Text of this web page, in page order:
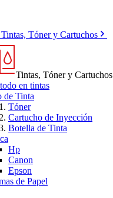
Tintas, Tóner y Cartuchos
Tintas, Tóner y Cartuchos
en tintas
de Tinta
Tóner
Cartucho de Inyección
Botella de Tinta
Hp
Canon
Epson
de Papel